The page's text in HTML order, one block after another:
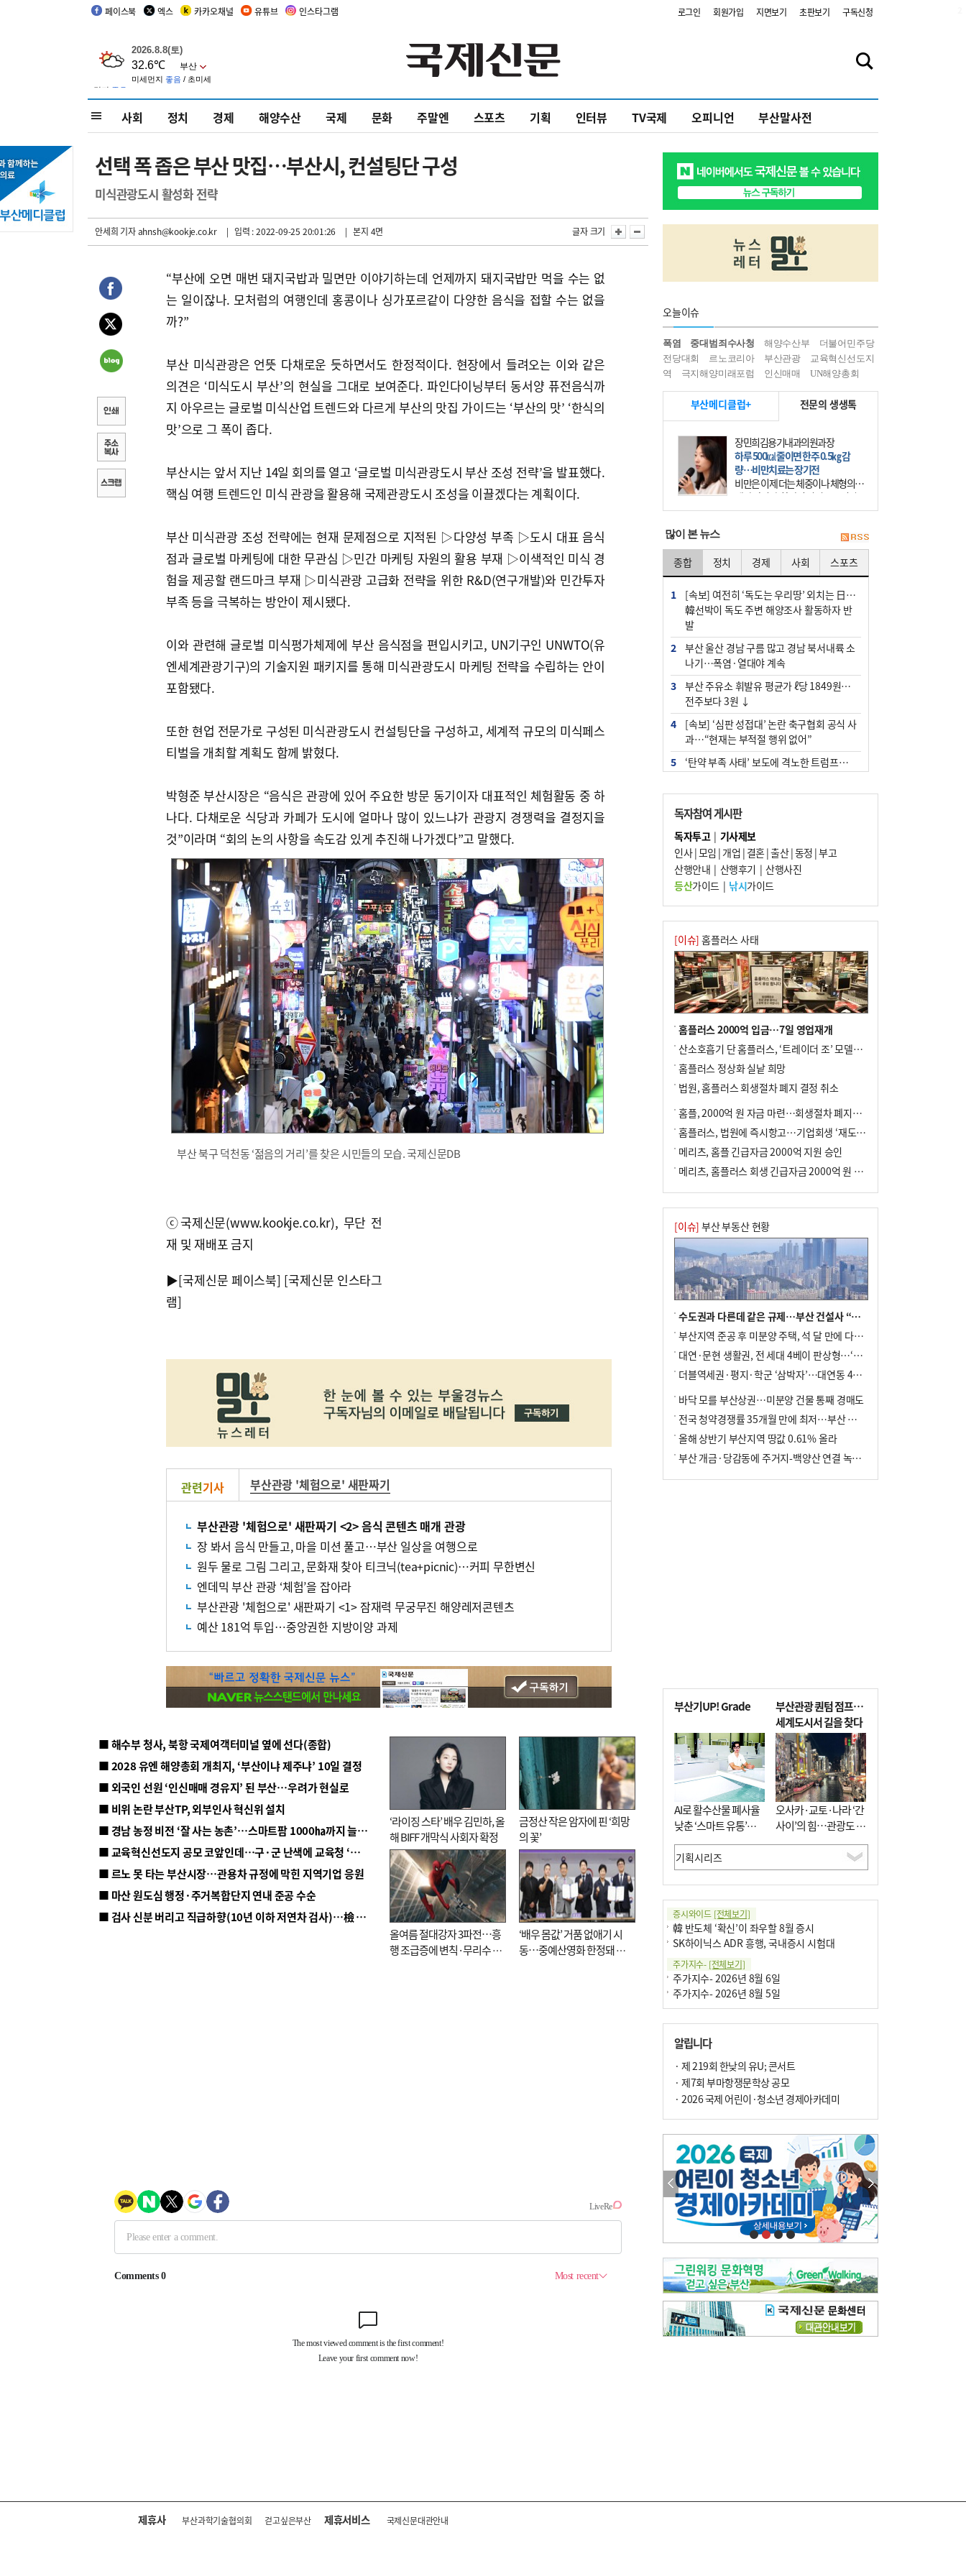
페이스북 엑스 카카오채널 유튜브 인스타그램 로그인 회원가입 지면보기 초판보기 구독신청
사회 정치 경제 해양수산 국제 문화 주말엔 스포츠 기획 인터뷰 TV국제 오피니언 부산말사전
선택 폭 좁은 부산 맛집…부산시, 컨설팅단 구성
미식관광도시 활성화 전략
안세희 기자ahnsh@kookje.co.kr | 입력 : 2022-09-25 20:01:26 | 본지 4면 글자 크기
“부산에 오면 매번 돼지국밥과 밀면만 이야기하는데 언제까지 돼지국밥만 먹을 수는 없
는 일이잖나. 모처럼의 여행인데 홍콩이나 싱가포르같이 다양한 음식을 접할 수는 없을
까?”
부산 미식관광은 언뜻 다채로운 듯하면서도 한정적이다. 현장에서 들려오는 이와 같은
의견은 ‘미식도시 부산’의 현실을 그대로 보여준다. 파인다이닝부터 동서양 퓨전음식까
지 아우르는 글로벌 미식산업 트렌드와 다르게 부산의 맛집 가이드는 ‘부산의 맛’ ‘한식의
맛’으로 그 폭이 좁다.
부산시는 앞서 지난 14일 회의를 열고 ‘글로벌 미식관광도시 부산 조성 전략’을 발표했다.
핵심 여행 트렌드인 미식 관광을 활용해 국제관광도시 조성을 이끌겠다는 계획이다.
부산 미식관광 조성 전략에는 현재 문제점으로 지적된 ▷다양성 부족 ▷도시 대표 음식
점과 글로벌 마케팅에 대한 무관심 ▷민간 마케팅 자원의 활용 부재 ▷이색적인 미식 경
험을 제공할 랜드마크 부재 ▷미식관광 고급화 전략을 위한 R&D(연구개발)와 민간투자
부족 등을 극복하는 방안이 제시됐다.
이와 관련해 글로벌 미식평가체제에 부산 음식점을 편입시키고, UN기구인 UNWTO(유
엔세계관광기구)의 기술지원 패키지를 통해 미식관광도시 마케팅 전략을 수립하는 안이
포함됐다.
또한 현업 전문가로 구성된 미식관광도시 컨설팅단을 구성하고, 세계적 규모의 미식페스
티벌을 개최할 계획도 함께 밝혔다.
박형준 부산시장은 “음식은 관광에 있어 주요한 방문 동기이자 대표적인 체험활동 중 하
나다. 다채로운 식당과 카페가 도시에 얼마나 많이 있느냐가 관광지 경쟁력을 결정지을
것”이라며 “회의 논의 사항을 속도감 있게 추진해 나가겠다”고 말했다.
부산 북구 덕천동 ‘젊음의 거리’를 찾은 시민들의 모습. 국제신문DB
ⓒ국제신문(www.kookje.co.kr), 무단 전
재 및 재배포 금지
▶[국제신문 페이스북] [국제신문 인스타그
램]
관련기사 부산관광 '체험으로' 새판짜기
부산관광 '체험으로' 새판짜기 <2> 음식 콘텐츠 매개 관광
장 봐서 음식 만들고, 마을 미션 풀고…부산 일상을 여행으로
원두 물로 그림 그리고, 문화재 찾아 티크닉(tea+picnic)…커피 무한변신
엔데믹 부산 관광 ‘체험’을 잡아라
부산관광 '체험으로' 새판짜기 <1> 잠재력 무궁무진 해양레저콘텐츠
예산 181억 투입…중앙권한 지방이양 과제
■ 해수부 청사, 북항 국제여객터미널 옆에 선다(종합)
■ 2028 유엔 해양총회 개최지, ‘부산이냐 제주냐’ 10일 결정
■ 외국인 선원 ‘인신매매 경유지’ 된 부산…우려가 현실로
■ 비위 논란 부산TP, 외부인사 혁신위 설치
■ 경남 농정 비전 ‘잘 사는 농촌’…스마트팜 1000㏊까지 늘린다
■ 교육혁신선도지 공모 코앞인데…구·군 난색에 교육청 ‘쩔쩔’
■ 르노 못 타는 부산시장…관용차 규정에 막힌 지역기업 응원
■ 마산 원도심 행정·주거복합단지 연내 준공 수순
■ 검사 신분 버리고 직급하향(10년 이하 저연차 검사)…檢 중수청행 기피
‘라이징 스타’ 배우 김민하, 올
해 BIFF 개막식 사회자 확정
금정산 작은 암자에 핀 ‘희망
의 꽃’
올여름 절대강자 3파전…흥
행 조급증에 변칙·무리수 마
‘배우 몸값’ 거품 없애기 시
동…중예산영화 한정돼 실
오늘이슈
폭염 중대범죄수사청 해양수산부
더불어민주당
전당대회
르노코리아 부산관광
교육혁신선도지
역
극지해양미래포럼 인신매매 UN해양총회
부산메디클럽+ 전문의 생생톡
장민희김용기내과의원과장
하루 500㎉ 줄이면 한주 0.5㎏ 감
량…비만치료는 장기전
비만은 이제 더는 체중이나 체형의 문
제가 아니다. 하나의 질병으로 인지
하고 치료와 관리를 해야 한다. 세계
많이 본 뉴스
종합 정치 경제 사회 스포츠
1
[속보] 여전히 ‘독도는 우리땅’ 외치는 日…
韓선박이 독도 주변 해양조사 활동하자 반
발
2
부산 울산 경남 구름 많고 경남 북서내륙 소
나기…폭염·열대야 계속
3
부산 주유소 휘발유 평균가 ℓ당 1849원…
전주보다 3원 ↓
4
[속보] ‘심판 성접대’ 논란 축구협회 공식 사
과…“현재는 부적절 행위 없어”
5
‘탄약 부족 사태’ 보도에 격노한 트럼프…
전닉스 ETF 이후 발생"
7
[속보]‘尹 탄핵 반대’ 세계로교회 손현보,
백악관서 트럼프 접견
8
서울 중랑구서 흉기 난동…60대 남성 2명
사망
10 입추 지났지만 푹푹 찐다…온열질환자 10
년 만에 3배
독자참여 게시판
독자투고| 기사제보
인사|모임 | 개업 | 결혼|출산|동정 |부고
산행안내 | 산행후기 | 산행사진
등산가이드| 낚시가이드
[이슈] 홈플러스 사태
홈플러스 2000억 입금…7일 영업재개
산소호흡기 단 홈플러스, ‘트레이더 조’ 모델로 살아날까
홈플러스 정상화 실낱 희망
법원, 홈플러스 회생절차 폐지 결정 취소
홈플, 2000억 원 자금 마련…회생절차 폐지에 즉시항고(종합)
홈플러스, 법원에 즉시항고…기업회생 ‘재도전’
메리츠, 홈플 긴급자금 2000억 지원 승인
메리츠, 홈플러스 회생 긴급자금 2000억 원 지원 승인
[이슈] 부산 부동산 현황
수도권과 다른데 같은 규제…부산 건설사 “쓰러지기 직전”
부산지역 준공 후 미분양 주택, 석 달 만에 다시 3000가구 넘어서
대연·문현 생활권, 전 세대 4베이 판상형…‘더샵 트리센트’ 내달 분양
더블역세권·평지·학군 ‘삼박자’…대연동 42층 브랜드 단지
바닥 모를 부산상권…미분양 건물 통째 경매도
전국 청약경쟁률 35개월 만에 최저…부산 미분양 ‘적체’ 심화
올해 상반기 부산지역 땅값 0.61% 올라
부산 개금·당감동에 주거지-백양산 연결 녹지 조성
부산기UP! Grade
AI로 활수산물 폐사율
낮춘 ‘스마트 유통’…
사막·산악지대 수출
도전
부산관광 퀀텀 점프…
세계도시서 길을 찾다
오사카·교토·나라 ‘간
사이’의 힘…관광도 뭉
쳐야 흥한다
증시와이드 [전체보기]
韓 반도체 ‘확신’이 좌우할 8월 증시
SK하이닉스 ADR 흥행, 국내증시 시험대
주가지수- [전체보기]
주가지수- 2026년 8월 6일
주가지수- 2026년 8월 5일
알립니다
· 제 219회 한낮의 유U; 콘서트
· 제7회 부마항쟁문학상 공모
· 2026 국제 어린이·청소년 경제아카데미
제휴사 부산과학기술협의회 걷고싶은부산 제휴서비스 국제신문대관안내